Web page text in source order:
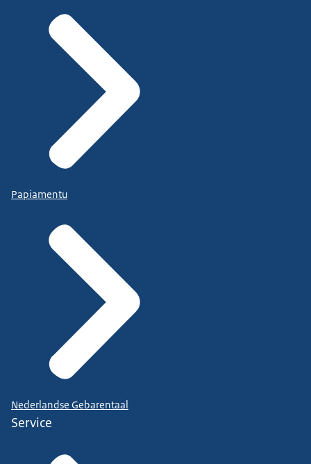
Papiamentu
Nederlandse Gebarentaal
Service